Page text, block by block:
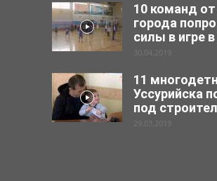
10 команд от
города
силы в игре
30.04.2019
11
Уссурийска
под
29.03.2019